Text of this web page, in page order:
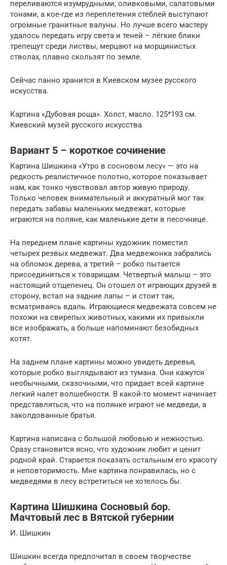
переливаются изумрудными, оливковыми, салатовыми
тонами, а кое-где из переплетения стеблей выступают
огромные гранитные валуны. Но лучше всего мастеру
удалось передать игру света и теней – лёгкие блики
трепещут среди листвы, мерцают на морщинистых
стволах, плавно скользят по земле.
Сейчас панно хранится в Киевском музее русского
искусства.
Картина «Дубовая роща». Холст, масло. 125*193 см.
Киевский музей русского искусства
Вариант 5 – короткое сочинение
Картина Шишкина «Утро в сосновом лесу» — это на
редкость реалистичное полотно, которое показывает
нам, как тонко чувствовал автор живую природу.
Только человек внимательный и аккуратный мог так
передать забавы маленьких медвежат, которые
играются на поляне, как маленькие дети в песочнице.
На переднем плане картины художник поместил
четырех резвых медвежат. Два медвежонка забрались
на обломок дерева, а третий – робко пытается
присоединиться к товарищам. Четвертый малыш – это
настоящий отщепенец. Он отошел от играющих друзей в
сторону, встал на задние лапы – и стоит так,
всматриваясь вдаль. Играющиеся медвежата совсем не
похожи на свирепых животных, какими их привыкли
все изображать, а больше напоминают безобидных
котят.
На заднем плане картины можно увидеть деревья,
которые робко выглядывают из тумана. Они кажутся
необычными, сказочными, что придает всей картине
легкий налет волшебности. В какой-то момент начинает
представляться, что на полянке играют не медведи, а
заколдованные братья.
Картина написана с большой любовью и нежностью.
Сразу становится ясно, что художник любит и ценит
родной край. Старается показать остальным его красоту
и неповторимость. Мне картина понравилась, но с
медведями в лесу встретиться не хотелось бы.
Картина Шишкина Сосновый бор.
Мачтовый лес в Вятской губернии
И. Шишкин
Шишкин всегда предпочитал в своем творчестве